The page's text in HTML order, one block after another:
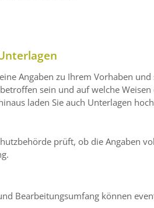
Angaben zu Ihrem Vorhaben
sein und auf welche
laden Sie auch Unterlagen
prüft, ob die Angaben
Bearbeitungsumfang können